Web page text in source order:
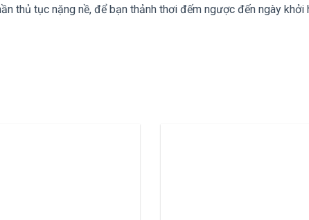
thủ tục nặng nề, để bạn thảnh thơi đếm ngược đến ngày khởi